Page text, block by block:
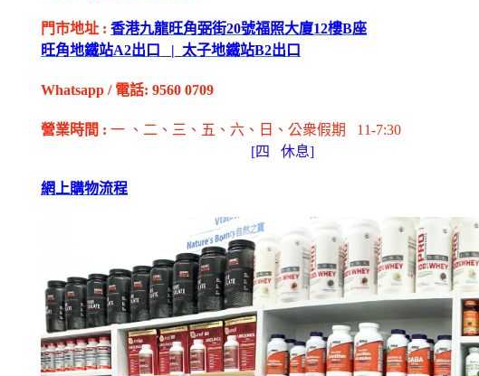
門市地址 : 香港九龍旺角弼街20號福照大廈12樓B座
旺角地鐵站A2出 口 | 太子地鐵站B2出 口
Whatsapp / 電話: 9560 0709
營業時間 : 一 、二、三、五 、六 、日 、公衆假期
11-7:30
[四 休息]
網上購物流程